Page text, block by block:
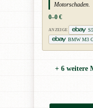
Motorschaden.
0–0 €
ANZEIGE
BMW M3
+ 6 weitere